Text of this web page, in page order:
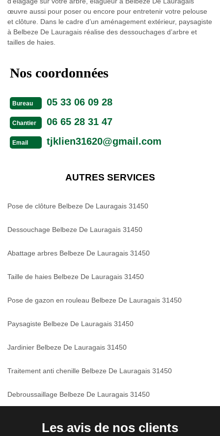
œuvre aussi pour poser ou encore pour entretenir votre pelouse
et clôture. Dans le cadre d’un aménagement extérieur, paysagiste
à Belbeze De Lauragais réalise des dessouchages d’arbre et
tailles de haies.
Nos coordonnées
Bureau 05 33 06 09 28
Chantier 06 65 28 31 47
Email tjklien31620@gmail.com
AUTRES SERVICES
Pose de clôture Belbeze De Lauragais 31450
Dessouchage Belbeze De Lauragais 31450
Abattage arbres Belbeze De Lauragais 31450
Taille de haies Belbeze De Lauragais 31450
Pose de gazon en rouleau Belbeze De Lauragais 31450
Paysagiste Belbeze De Lauragais 31450
Jardinier Belbeze De Lauragais 31450
Traitement anti chenille Belbeze De Lauragais 31450
Debroussaillage Belbeze De Lauragais 31450
Les avis de nos clients